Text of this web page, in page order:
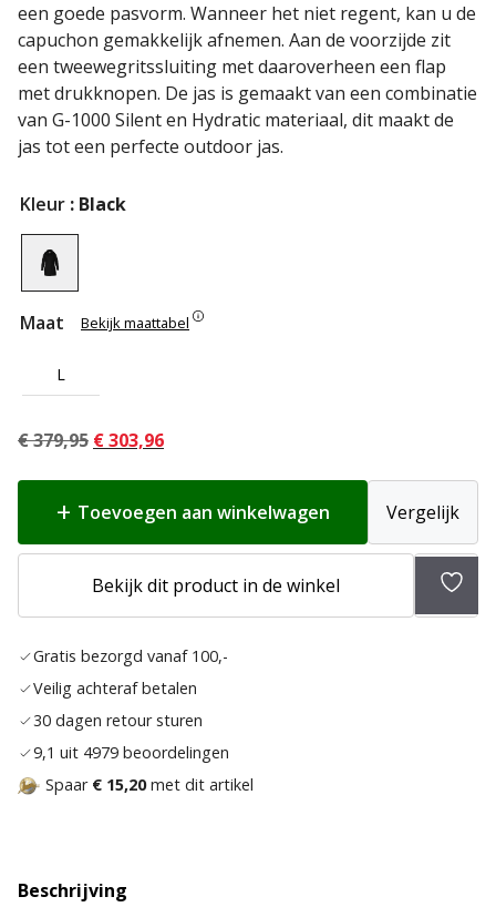
een goede pasvorm. Wanneer het niet regent, kan u de
capuchon gemakkelijk afnemen. Aan de voorzijde zit
een tweewegritssluiting met daaroverheen een flap
met drukknopen. De jas is gemaakt van een combinatie
van G-1000 Silent en Hydratic materiaal, dit maakt de
jas tot een perfecte outdoor jas.
Kleur : Black
Maat Bekijk maattabel
L
€379,95 Oorspronkelijke
€ 379,95.
€303,96Huidige
€ 303,96.
Toevoegen aan winkelwagen Vergelijk
Bekijk dit product in de winkel
Gratis bezorgd vanaf 100,-
Veilig achteraf betalen
30 dagen retour sturen
9,1 uit 4979 beoordelingen
Spaar € 15,20met dit artikel
Beschrijving